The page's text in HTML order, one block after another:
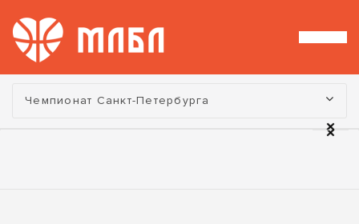
Турнир:
Чемпионат Санкт-Петербурга